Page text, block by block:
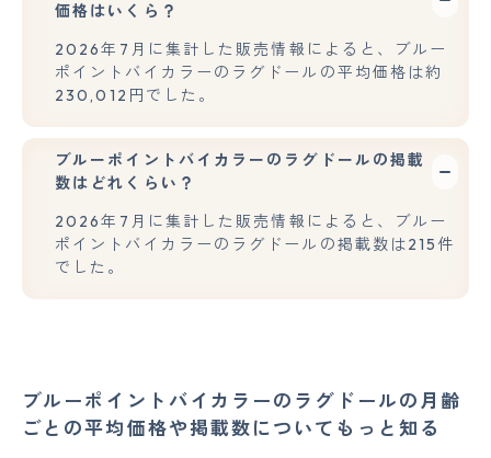
価格はいくら？
2026年7月に集計した販売情報によると、ブルー
ポイントバイカラーのラグドールの平均価格は約
230,012円でした。
ブルーポイントバイカラーのラグドールの掲載
数はどれくらい？
2026年7月に集計した販売情報によると、ブルー
ポイントバイカラーのラグドールの掲載数は215件
でした。
ブルーポイントバイカラーのラグドールの月齢
ごとの平均価格や掲載数についてもっと知る